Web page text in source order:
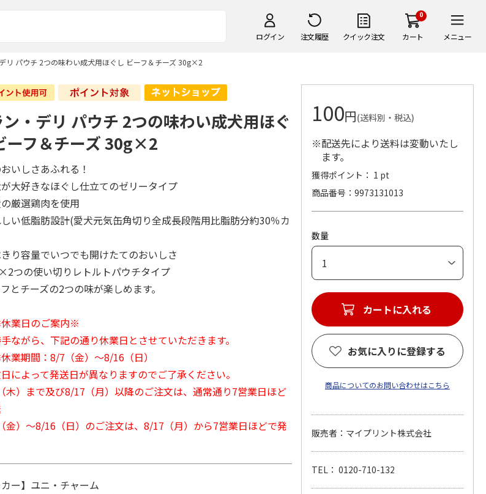
ログイン 注文履歴 クイック注文
0
カート メニュー
リ パウチ 2つの味わい成犬用ほぐし ビーフ＆チーズ 30g×2
・デリ パウチ 2つの味わい成犬用ほぐ
ーフ＆チーズ 30g×2
いしさあふれる！
が大好きなほぐし仕立てのゼリータイプ
の厳選鶏肉を使用
しい低脂肪設計(愛犬元気缶角切り全成長段階用比脂肪分約30％カ
きり容量でいつでも開けたてのおいしさ
つの使い切りレトルトパウチタイプ
フとチーズの2つの味が楽しめます。
業日のご案内※
ながら、下記の通り休業日とさせていただきます。
休業期間：8/7（金）～8/16（日）
によって発送日が異なりますのでご了承ください。
木）まで及び8/17（月）以降のご注文は、通常通り7営業日ほど
金）～8/16（日）のご注文は、8/17（月）から7営業日ほどで発
カー】ユニ・チャーム
100円(送料別・税込)
※配送先により送料は変動いたし
ます。
獲得ポイント： 1 pt
商品番号
9973131013
数量
カートに入れる
お気に入りに登録する
商品についてのお問い合わせはこちら
販売者：マイプリント株式会社
TEL： 0120-710-132